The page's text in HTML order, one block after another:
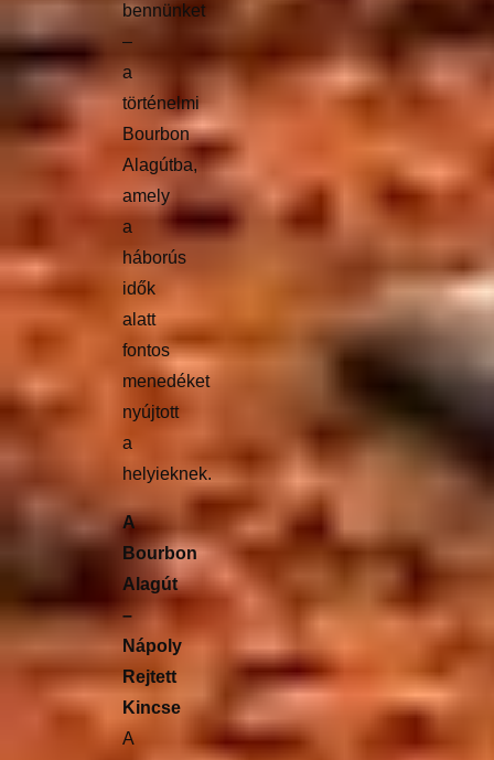
bennünket
–
a
történelmi
Bourbon
Alagútba,
amely
a
háborús
idők
alatt
fontos
menedéket
nyújtott
a
helyieknek.
A
Bourbon
Alagút
–
Nápoly
Rejtett
Kincse
A